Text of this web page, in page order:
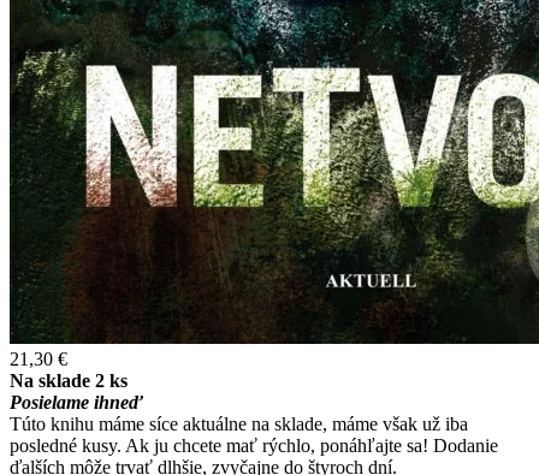
21,30 €
Na sklade 2 ks
Posielame ihneď
Túto knihu máme síce aktuálne na sklade, máme však už iba
posledné kusy. Ak ju chcete mať rýchlo, ponáhľajte sa! Dodanie
ďalších môže trvať dlhšie, zvyčajne do štyroch dní.